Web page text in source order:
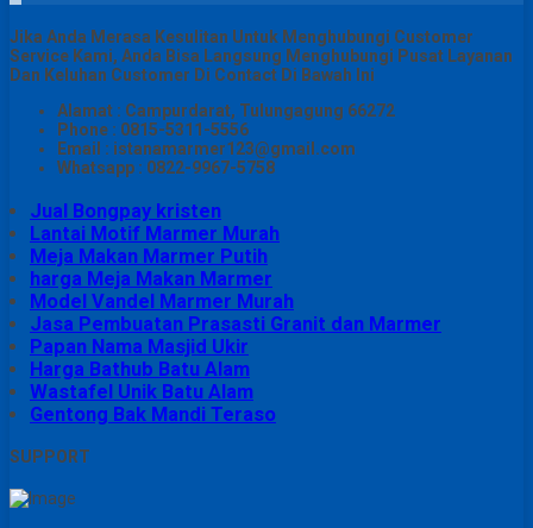
Jika Anda Merasa Kesulitan Untuk Menghubungi Customer
Service Kami, Anda Bisa Langsung Menghubungi Pusat Layanan
Dan Keluhan Customer Di Contact Di Bawah Ini
Alamat : Campurdarat, Tulungagung 66272
Phone : 0815-5311-5556
Email : istanamarmer123@gmail.com
Whatsapp : 0822-9967-5758
Jual Bongpay kristen
Lantai Motif Marmer Murah
Meja Makan Marmer Putih
harga Meja Makan Marmer
Model Vandel Marmer Murah
Jasa Pembuatan Prasasti Granit dan Marmer
Papan Nama Masjid Ukir
Harga Bathub Batu Alam
Wastafel Unik Batu Alam
Gentong Bak Mandi Teraso
SUPPORT